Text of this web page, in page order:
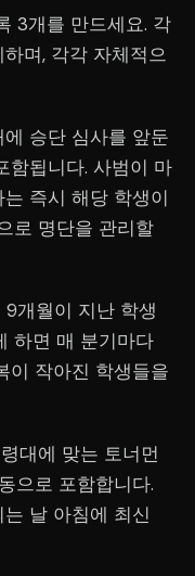
3개를 만드세요. 각
며, 각각 자체적으
승단 심사를 앞둔
함됩니다. 사범이 마
즉시 해당 학생이
로 명단을 관리할
개월이 지난 학생
하면 매 분기마다
이 작아진 학생들을
대에 맞는 토너먼
으로 포함합니다.
날 아침에 최신